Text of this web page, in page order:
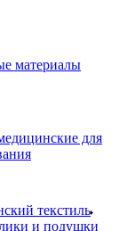
материалы
для
текстиль
и подушки